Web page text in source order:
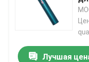
Лучшая